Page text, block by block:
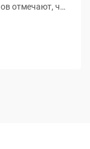
отмечают, что
низкого